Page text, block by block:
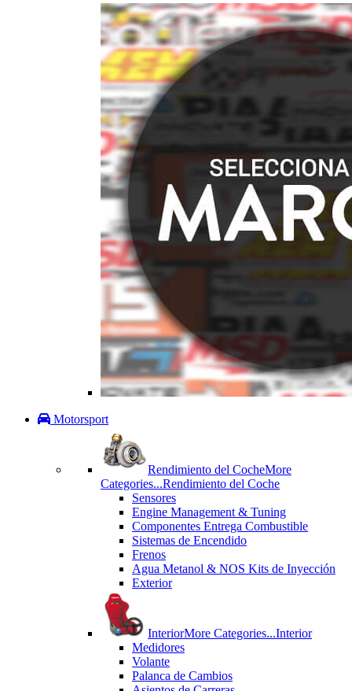
Motorsport
Rendimiento del CocheMore
Categories...Rendimiento del Coche
Sensores
Engine Management & Tuning
Componentes Entrega Combustible
Sistemas de Encendido
Frenos
Agua Metanol & NOS Kits de Inyección
Exterior
InteriorMore Categories...Interior
Medidores
Volante
Palanca de Cambios